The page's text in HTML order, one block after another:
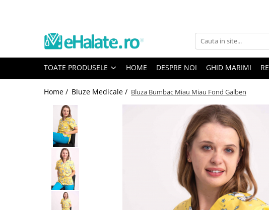
Toate Produsele
Bluze Unisex
Bluze unisex cu imprimeuri
Bluze medicale uni
Halate medicale
Halate Bianca
TOATE PRODUSELE HOME DESPRE NOI GHID MARIMI
Home / Bluze Medicale / Bluza Bumbac Miau Miau Fond Galben